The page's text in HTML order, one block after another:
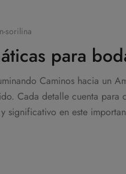
sorilina
para
Caminos hacia un
Cada detalle cuenta para
significativo en este